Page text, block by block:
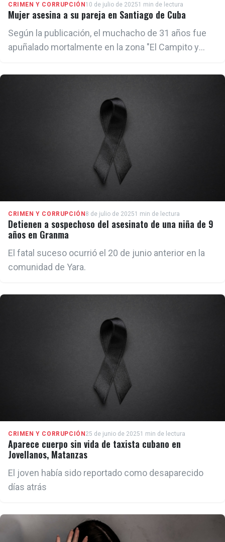
CRIMEN Y CORRUPCIÓN10 de julio de 20251 min de lectura
Mujer asesina a su pareja en Santiago de Cuba
Según la publicación, el muchacho de 31 años fue
apuñalado mortalmente en la zona "El Campito y
Cuba.
CRIMEN Y CORRUPCIÓN8 de julio de 20251 min de lectura
Detienen a sospechoso del asesinato de una niña de 9
años en Granma
El fatal suceso ocurrió el 20 de junio anterior en la
comunidad de Yara.
CRIMEN Y CORRUPCIÓN25 de junio de 20251 min de lectura
Aparece cuerpo sin vida de taxista cubano en
Jovellanos, Matanzas
El joven había sido reportado como desaparecido
días atrás